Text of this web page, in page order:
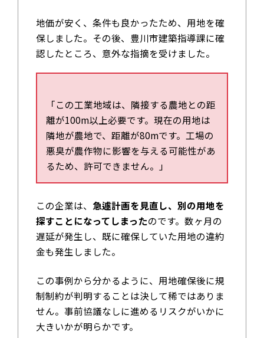
地価が安く、条件も良かったため、用地を確
保しました。その後、豊川市建築指導課に確
認したところ、意外な指摘を受けました。
「この工業地域は、隣接する農地との距
離が100m以上必要です。現在の用地は
隣地が農地で、距離が80mです。工場の
悪臭が農作物に影響を与える可能性があ
るため、許可できません。」
この企業は、 急遽計画を見直し、別の用地を
探すことになってしまったのです。数ヶ月の
遅延が発生し、既に確保していた用地の違約
金も発生しました。
この事例から分かるように、用地確保後に規
制制約が判明することは決して稀ではありま
せん。事前協議なしに進めるリスクがいかに
大きいかが明らかです。